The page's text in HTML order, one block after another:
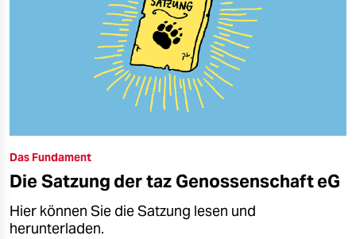
Das Fundament
Die Satzung der taz Genossenschaft eG
Hier können Sie die Satzung lesen und
herunterladen.